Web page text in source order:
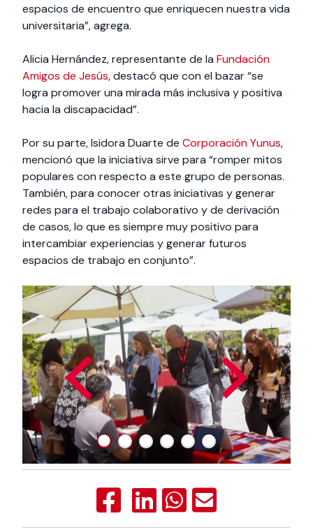
espacios de encuentro que enriquecen nuestra vida
universitaria”, agrega.
Alicia Hernández, representante de la Fundación
Amigos de Jesús, destacó que con el bazar “se
logra promover una mirada más inclusiva y positiva
hacia la discapacidad”.
Por su parte, Isidora Duarte de Corporación Yunus,
mencionó que la iniciativa sirve para “romper mitos
populares con respecto a este grupo de personas.
También, para conocer otras iniciativas y generar
redes para el trabajo colaborativo y de derivación
de casos, lo que es siempre muy positivo para
intercambiar experiencias y generar futuros
espacios de trabajo en conjunto”.